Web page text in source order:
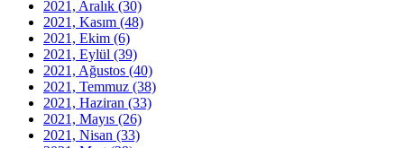
2021, Aralık (30)
2021, Kasım (48)
2021, Ekim (6)
2021, Eylül (39)
2021, Ağustos (40)
2021, Temmuz (38)
2021, Haziran (33)
2021, Mayıs (26)
2021, Nisan (33)